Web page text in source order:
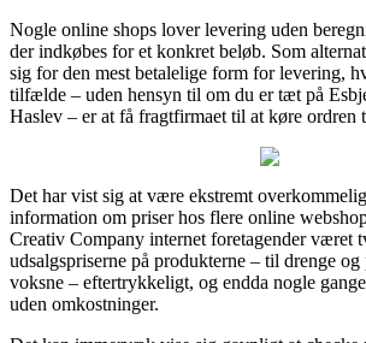
Nogle online shops lover levering uden
der indkøbes for et konkret beløb. Som
sig for den mest betalelige form for levering,
tilfælde – uden hensyn til om du er tæt på
Haslev – er at få fragtfirmaet til at køre ordren
Det har vist sig at være ekstremt
information om priser hos flere online
Creativ Company internet foretagender været
udsalgspriserne på produkterne – til drenge og
voksne – eftertrykkeligt, og endda nogle
uden omkostninger.